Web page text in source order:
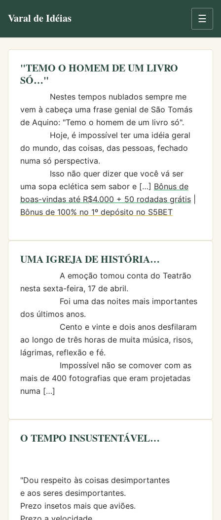
Varal de Idéias ☰
"TEMO O HOMEM DE UM LIVRO
SÓ…"
Nestes tempos nublados sempre me
vem à cabeça uma frase genial de São Tomás
de Aquino: "Temo o homem de um livro só".
Hoje, é impossível ter uma idéia geral
do mundo, das coisas, das pessoas, fechado
numa só perspectiva.
Isso não quer dizer que você vá ser
uma sopa eclética sem sabor e […] Bônus de
boas-vindas até R$4.000 + 50 rodadas grátis
Bônus de 100% no 1º depósito no S5BET
UMA IGREJA DE HISTÓRIA…
A emoção tomou conta do Teatrão
nesta sexta-feira, 17 de abril.
Foi uma das noites mais importantes
dos últimos anos.
Cento e vinte e dois anos desfilaram
ao longo de três horas de muita música, risos,
lágrimas, reflexão e fé.
Impossível não se comover com as
mais de 400 fotografias que eram projetadas
numa […]
O TEMPO INSUSTENTÁVEL…
"Dou respeito às coisas desimportantes
e aos seres desimportantes.
Prezo insetos mais que aviões.